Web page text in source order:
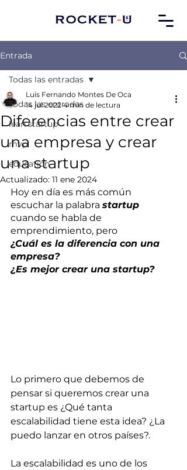
Entrada
Todas las entradas
lean startup
mvp
education
Todas las entradas
Diferencias entre crear
una empresa y crear
una startup
Luis Fernando Montes De Oca
14 jul 2022 4 min de lectura
Actualizado: 11 ene 2024
Hoy en día es más común
escuchar la palabra startup
cuando se habla de
emprendimiento, pero
¿Cuál es la diferencia con una
empresa?
¿Es mejor crear una startup?
Lo primero que debemos de
pensar si queremos crear una
startup es ¿Qué tanta
escalabilidad tiene esta idea? ¿La
puedo lanzar en otros países?.
La escalabilidad es uno de los